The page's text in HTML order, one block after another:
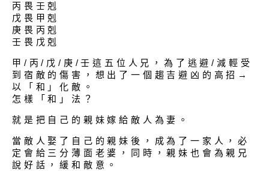
丙畏壬剋
戊畏甲剋
庚畏丙剋
壬畏戊剋
甲/丙/戊/庚/壬這五位人兄，為了逃避/減輕受
到宿敵的傷害，想出了一個趨吉避凶的高招→
以「和」化敵。
怎樣「和」法？
就是把自己的親妹嫁給敵人為妻。
當敵人娶了自己的親妹後，成為了一家人，必
定會給三分薄面老婆，同時，親妹也會為親兄
說好話，緩和敵意。